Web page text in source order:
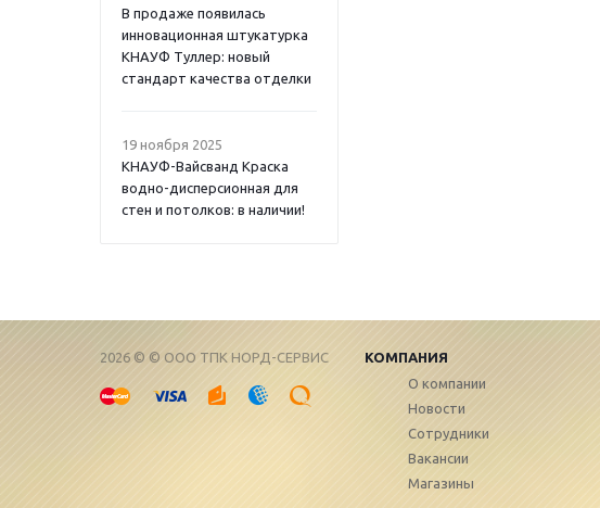
В продаже появилась
инновационная штукатурка
КНАУФ Туллер: новый
стандарт качества отделки
19 ноября 2025
КНАУФ-Вайсванд Краска
водно-дисперсионная для
стен и потолков: в наличии!
2026 © © ООО ТПК НОРД-СЕРВИС КОМПАНИЯ
О компании
Новости
Сотрудники
Вакансии
Магазины